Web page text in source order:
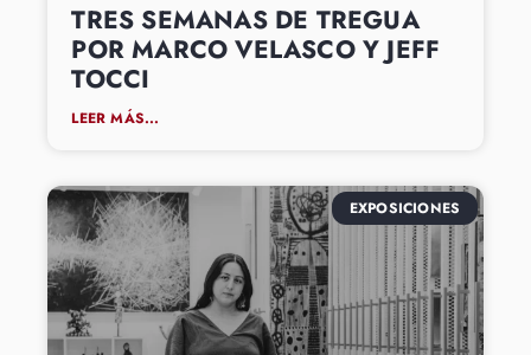
TRES SEMANAS DE TREGUA
POR MARCO VELASCO Y JEFF
TOCCI
LEER MÁS...
EXPOSICIONES